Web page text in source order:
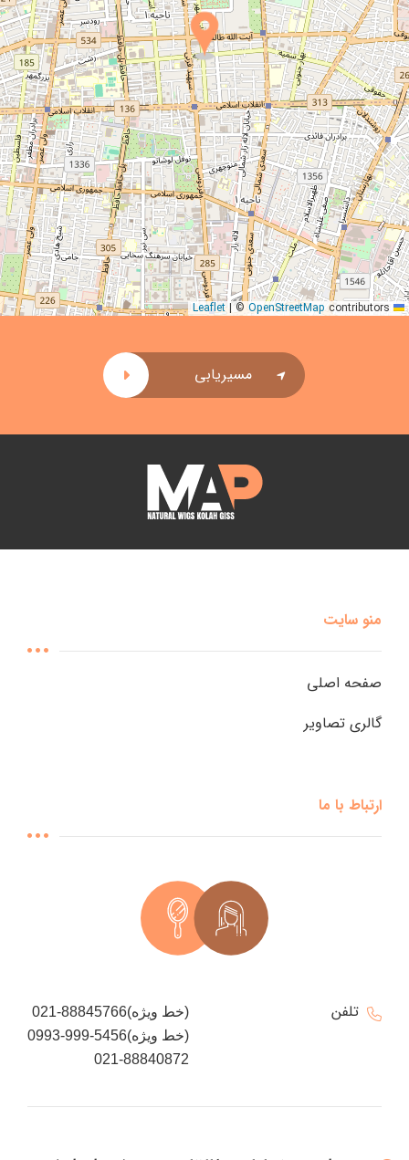
منو سایت
صفحه اصلی
گالری تصاویر
ارتباط با ما
تلفن
021-88845766(خط ویژه)
0993-999-5456(خط ویژه)
021-88840872
|© OpenStreetMapcontributors
مسیریابی